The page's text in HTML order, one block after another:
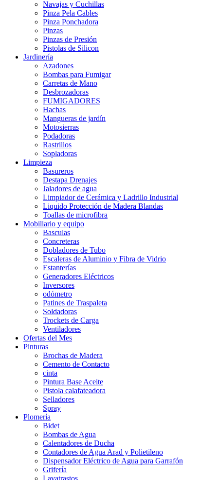
Navajas y Cuchillas
Pinza Pela Cables
Pinza Ponchadora
Pinzas
Pinzas de Presión
Pistolas de Silicon
Jardinería
Azadones
Bombas para Fumigar
Carretas de Mano
Desbrozadoras
FUMIGADORES
Hachas
Mangueras de jardín
Motosierras
Podadoras
Rastrillos
Sopladoras
Limpieza
Basureros
Destapa Drenajes
Jaladores de agua
Limpiador de Cerámica y Ladrillo Industrial
Liquido Protección de Madera Blandas
Toallas de microfibra
Mobiliario y equipo
Basculas
Concreteras
Dobladores de Tubo
Escaleras de Aluminio y Fibra de Vidrio
Estanterías
Generadores Eléctricos
Inversores
odómetro
Patines de Traspaleta
Soldadoras
Trockets de Carga
Ventiladores
Ofertas del Mes
Pinturas
Brochas de Madera
Cemento de Contacto
cinta
Pintura Base Aceite
Pistola calafateadora
Selladores
Spray
Plomería
Bidet
Bombas de Agua
Calentadores de Ducha
Contadores de Agua Arad y Polietileno
Dispensador Eléctrico de Agua para Garrafón
Grifería
Lavatrastos